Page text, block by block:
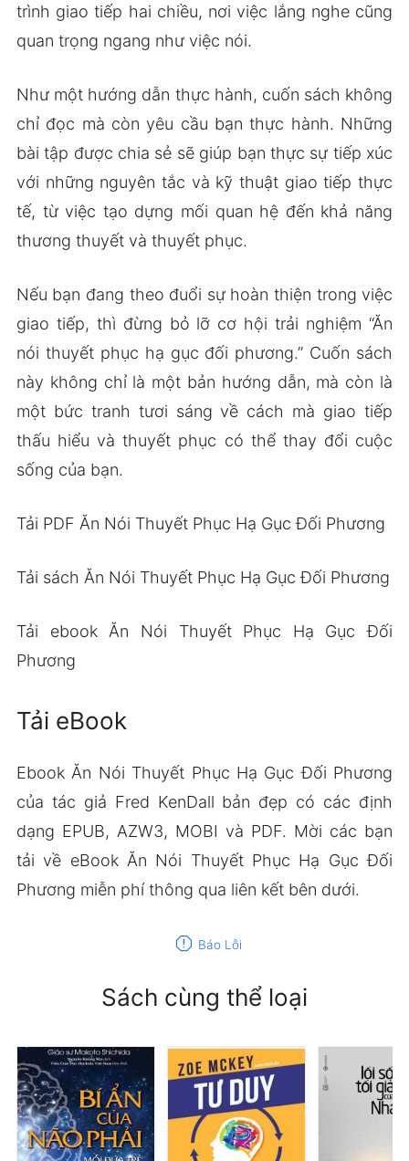
trình giao tiếp hai chiều, nơi việc lắng nghe cũng
quan trọng ngang như việc nói.
Như một hướng dẫn thực hành, cuốn sách không
chỉ đọc mà còn yêu cầu bạn thực hành. Những
bài tập được chia sẻ sẽ giúp bạn thực sự tiếp xúc
với những nguyên tắc và kỹ thuật giao tiếp thực
tế, từ việc tạo dựng mối quan hệ đến khả năng
thương thuyết và thuyết phục.
Nếu bạn đang theo đuổi sự hoàn thiện trong việc
giao tiếp, thì đừng bỏ lỡ cơ hội trải nghiệm “Ăn
nói thuyết phục hạ gục đối phương.” Cuốn sách
này không chỉ là một bản hướng dẫn, mà còn là
một bức tranh tươi sáng về cách mà giao tiếp
thấu hiểu và thuyết phục có thể thay đổi cuộc
sống của bạn.
Tải PDF Ăn Nói Thuyết Phục Hạ Gục Đối Phương
Tải sách Ăn Nói Thuyết Phục Hạ Gục Đối Phương
Tải ebook Ăn Nói Thuyết Phục Hạ Gục Đối
Phương
Tải eBook
Ebook Ăn Nói Thuyết Phục Hạ Gục Đối Phương
của tác giả Fred KenDall bản đẹp có các định
dạng EPUB, AZW3, MOBI và PDF. Mời các bạn
tải về eBook Ăn Nói Thuyết Phục Hạ Gục Đối
Phương miễn phí thông qua liên kết bên dưới.
report Báo Lỗi
Sách cùng thể loại